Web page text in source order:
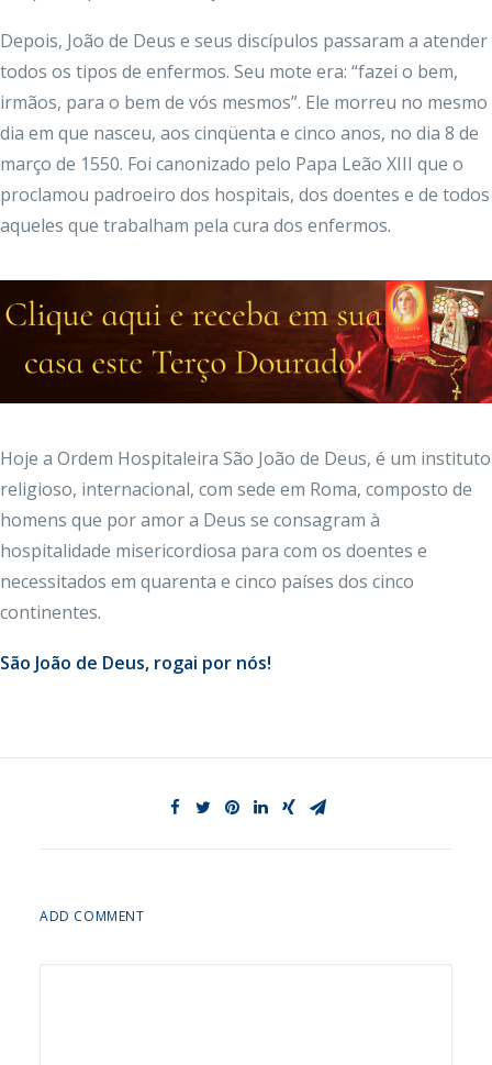
Depois, João de Deus e seus discípulos passaram a atender
todos os tipos de enfermos. Seu mote era: “fazei o bem,
irmãos, para o bem de vós mesmos”. Ele morreu no mesmo
dia em que nasceu, aos cinqüenta e cinco anos, no dia 8 de
março de 1550. Foi canonizado pelo Papa Leão XIII que o
proclamou padroeiro dos hospitais, dos doentes e de todos
aqueles que trabalham pela cura dos enfermos.
Hoje a Ordem Hospitaleira São João de Deus, é um instituto
religioso, internacional, com sede em Roma, composto de
homens que por amor a Deus se consagram à
hospitalidade misericordiosa para com os doentes e
necessitados em quarenta e cinco países dos cinco
continentes.
São João de Deus, rogai por nós!
ADD COMMENT